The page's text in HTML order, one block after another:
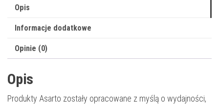
400
yellow
Opis
Informacje dodatkowe
Opinie (0)
Opis
Produkty Asarto zostały opracowane z myślą o wydajności,